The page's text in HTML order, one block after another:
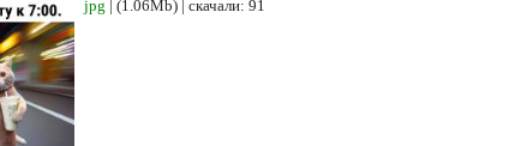
jpg | (1.06Mb) | скачали: 91